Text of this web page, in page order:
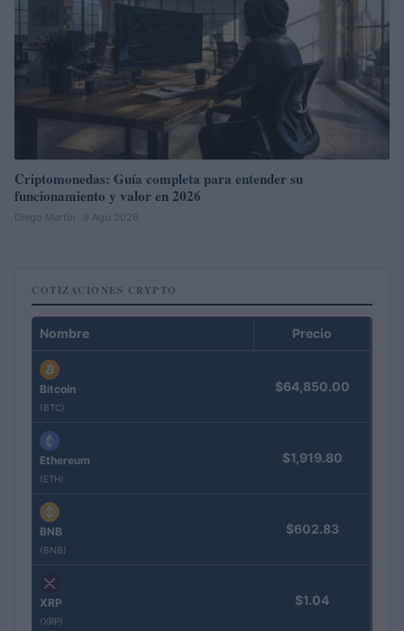
Criptomonedas: Guía completa para entender su
funcionamiento y valor en 2026
Diego Martín · 9 Ago 2026
COTIZACIONES CRYPTO
Nombre Precio
Bitcoin
(BTC)
$64,850.00
Ethereum
(ETH)
$1,919.80
BNB
(BNB)
$602.83
XRP
(XRP)
$1.04